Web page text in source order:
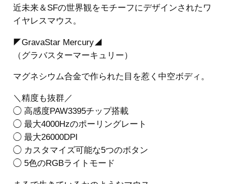
近未来＆SFの世界観をモチーフにデザインされたワ
イヤレスマウス。
◤GravaStar Mercury◢
（グラバスターマーキュリー）
マグネシウム合金で作られた目を惹く中空ボディ。
＼精度も抜群／
◯ 高感度PAW3395チップ搭載
◯ 最大4000Hzのポーリングレート
◯ 最大26000DPI
◯ カスタマイズ可能な5つのボタン
◯ 5色のRGBライトモード